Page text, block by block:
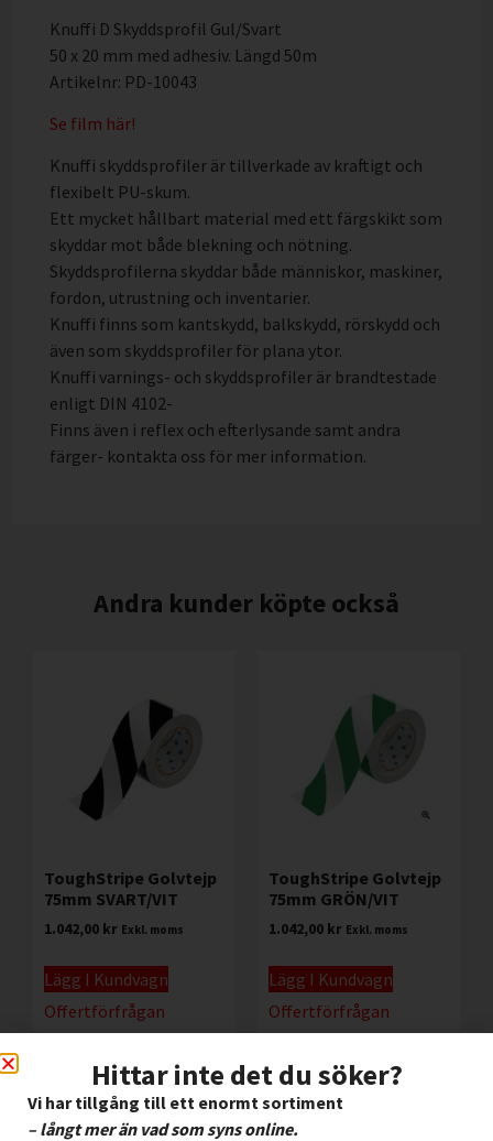
Knuffi D Skyddsprofil Gul/Svart
50 x 20 mm med adhesiv. Längd 50m
Artikelnr: PD-10043
Se film här!
Knuffi skyddsprofiler är tillverkade av kraftigt och
flexibelt PU-skum.
Ett mycket hållbart material med ett färgskikt som
skyddar mot både blekning och nötning.
Skyddsprofilerna skyddar både människor, maskiner,
fordon, utrustning och inventarier.
Knuffi finns som kantskydd, balkskydd, rörskydd och
även som skyddsprofiler för plana ytor.
Knuffi varnings- och skyddsprofiler är brandtestade
enligt DIN 4102-
Finns även i reflex och efterlysande samt andra
färger- kontakta oss för mer information.
Andra kunder köpte också
ToughStripe Golvtejp
75mm SVART/VIT
1.042,00 kr Exkl. moms
Lägg I Kundvagn
Offertförfrågan
ToughStripe Golvtejp
75mm GRÖN/VIT
1.042,00 kr Exkl. moms
Lägg I Kundvagn
Offertförfrågan
Hittar inte det du söker?
Vi har tillgång till ett enormt sortiment
– långt mer än vad som syns online.